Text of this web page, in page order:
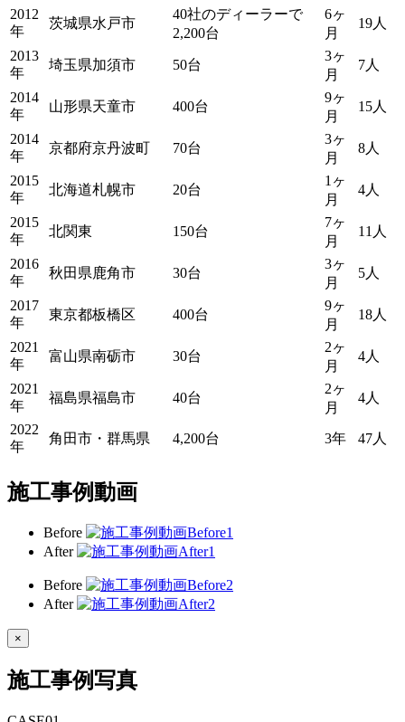
2012
年
茨城県水戸市
40社のディーラーで
2,200台
6ヶ
月
19人
2013
年
埼玉県加須市 50台
3ヶ
月
7人
2014
年
山形県天童市 400台
9ヶ
月
15人
2014
年
京都府京丹波町 70台
3ヶ
月
8人
2015
年
北海道札幌市 20台
1ヶ
月
4人
2015
年
北関東 150台
7ヶ
月
11人
2016
年
秋田県鹿角市 30台
3ヶ
月
5人
2017
年
東京都板橋区 400台
9ヶ
月
18人
2021
年
富山県南砺市 30台
2ヶ
月
4人
2021
年
福島県福島市 40台
2ヶ
月
4人
2022
年
角田市・群馬県 4,200台 3年 47人
施工事例動画
Before
After
Before
After
×
施工事例写真